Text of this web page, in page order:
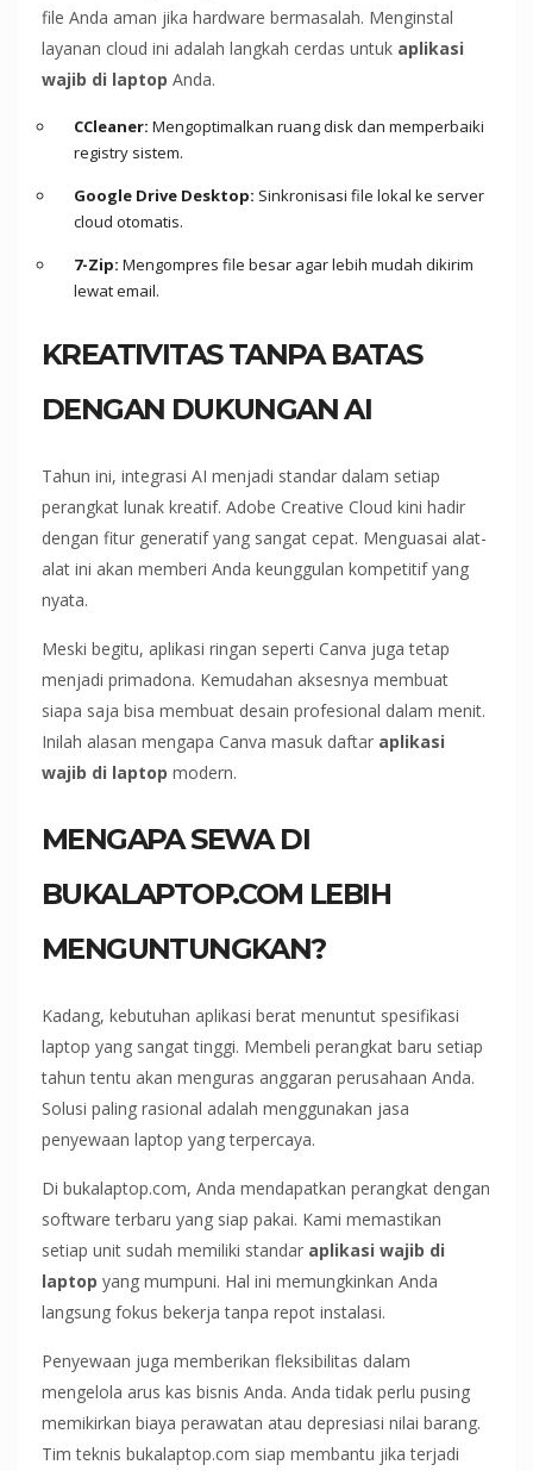
file Anda aman jika hardware bermasalah. Menginstal
layanan cloud ini adalah langkah cerdas untuk aplikasi
wajib di laptop Anda.
CCleaner: Mengoptimalkan ruang disk dan memperbaiki
registry sistem.
Google Drive Desktop: Sinkronisasi file lokal ke server
cloud otomatis.
7-Zip: Mengompres file besar agar lebih mudah dikirim
lewat email.
KREATIVITAS TANPA BATAS
DENGAN DUKUNGAN AI
Tahun ini, integrasi AI menjadi standar dalam setiap
perangkat lunak kreatif. Adobe Creative Cloud kini hadir
dengan fitur generatif yang sangat cepat. Menguasai alat-
alat ini akan memberi Anda keunggulan kompetitif yang
nyata.
Meski begitu, aplikasi ringan seperti Canva juga tetap
menjadi primadona. Kemudahan aksesnya membuat
siapa saja bisa membuat desain profesional dalam menit.
Inilah alasan mengapa Canva masuk daftar aplikasi
wajib di laptop modern.
MENGAPA SEWA DI
BUKALAPTOP.COM LEBIH
MENGUNTUNGKAN?
Kadang, kebutuhan aplikasi berat menuntut spesifikasi
laptop yang sangat tinggi. Membeli perangkat baru setiap
tahun tentu akan menguras anggaran perusahaan Anda.
Solusi paling rasional adalah menggunakan jasa
penyewaan laptop yang terpercaya.
Di bukalaptop.com, Anda mendapatkan perangkat dengan
software terbaru yang siap pakai. Kami memastikan
setiap unit sudah memiliki standar aplikasi wajib di
laptop yang mumpuni. Hal ini memungkinkan Anda
langsung fokus bekerja tanpa repot instalasi.
Penyewaan juga memberikan fleksibilitas dalam
mengelola arus kas bisnis Anda. Anda tidak perlu pusing
memikirkan biaya perawatan atau depresiasi nilai barang.
Tim teknis bukalaptop.com siap membantu jika terjadi